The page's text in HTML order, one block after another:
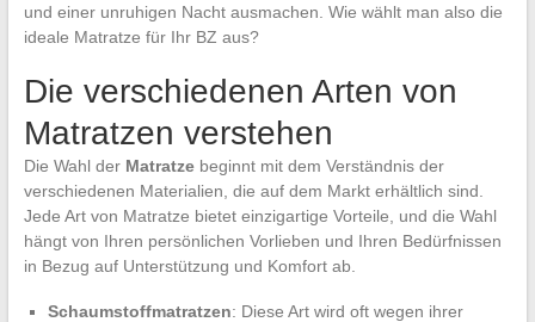
und einer unruhigen Nacht ausmachen. Wie wählt man also die
ideale Matratze für Ihr BZ aus?
Die verschiedenen Arten von
Matratzen verstehen
Die Wahl der Matratzebeginnt mit dem Verständnis der
verschiedenen Materialien, die auf dem Markt erhältlich sind.
Jede Art von Matratze bietet einzigartige Vorteile, und die Wahl
hängt von Ihren persönlichen Vorlieben und Ihren Bedürfnissen
in Bezug auf Unterstützung und Komfort ab.
Schaumstoffmatratzen: Diese Art wird oft wegen ihrer